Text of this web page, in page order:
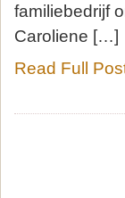
familiebedrijf
Caroliene […]
Read Full